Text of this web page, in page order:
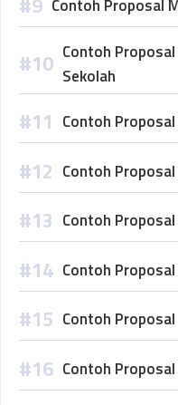
Contoh Proposal
Contoh
Sekolah
Contoh
Contoh Proposal
Contoh
Contoh
Contoh
Contoh